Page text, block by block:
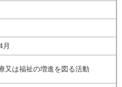
月
又は福祉の増進を図る活動